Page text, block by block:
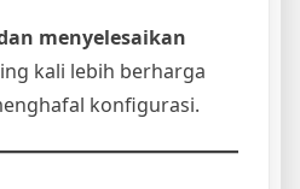
menyelesaikan
kali lebih berharga
konfigurasi.